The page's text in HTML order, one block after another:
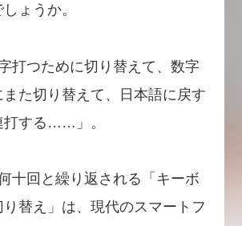
ょうか。
打つために切り替えて、数字
また切り替えて、日本語に戻す
打する……」。
十回と繰り返される「キーボ
替え」は、現代のスマートフ